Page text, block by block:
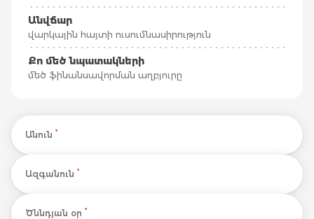
Անվճար
վարկային հայտի ուսումնասիրություն
Քո մեծ նպատակների
մեծ ֆինանսավորման աղբյուրը
Անուն *
Ազգանուն *
Ծննդյան օր *